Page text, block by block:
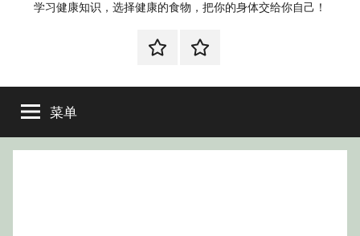
学习健康知识，选择健康的食物，把你的身体交给你自己！
weibo wechat
菜单